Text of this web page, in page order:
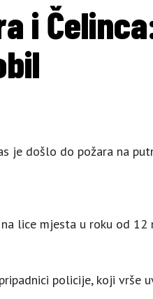
i
je došlo do požara na
lice mjesta u roku od 12
policije, koji vrše